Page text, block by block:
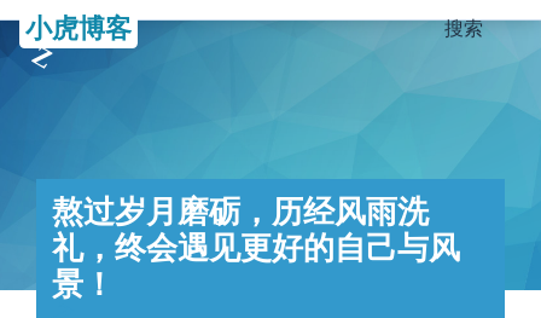
小虎博客 搜索
熬过岁月磨砺，历经风雨洗
礼，终会遇见更好的自己与风
景！